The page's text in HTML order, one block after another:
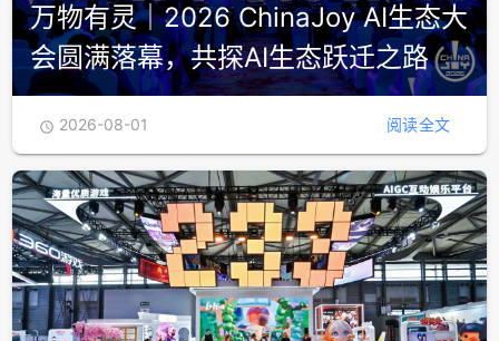
万物有灵｜2026 ChinaJoy AI生态大
会圆满落幕，共探AI生态跃迁之路
 2026-08-01 阅读全文